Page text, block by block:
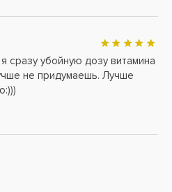
сразу убойную дозу витамина
не придумаешь. Лучше